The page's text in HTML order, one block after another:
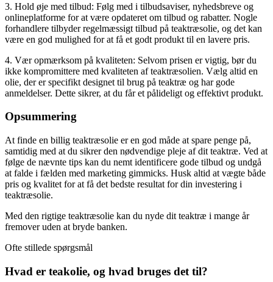
3. Hold øje med tilbud: Følg med i tilbudsaviser, nyhedsbreve og
onlineplatforme for at være opdateret om tilbud og rabatter. Nogle
forhandlere tilbyder regelmæssigt tilbud på teaktræsolie, og det kan
være en god mulighed for at få et godt produkt til en lavere pris.
4. Vær opmærksom på kvaliteten: Selvom prisen er vigtig, bør du
ikke kompromittere med kvaliteten af teaktræsolien. Vælg altid en
olie, der er specifikt designet til brug på teaktræ og har gode
anmeldelser. Dette sikrer, at du får et pålideligt og effektivt produkt.
Opsummering
At finde en billig teaktræsolie er en god måde at spare penge på,
samtidig med at du sikrer den nødvendige pleje af dit teaktræ. Ved at
følge de nævnte tips kan du nemt identificere gode tilbud og undgå
at falde i fælden med marketing gimmicks. Husk altid at vægte både
pris og kvalitet for at få det bedste resultat for din investering i
teaktræsolie.
Med den rigtige teaktræsolie kan du nyde dit teaktræ i mange år
fremover uden at bryde banken.
Ofte stillede spørgsmål
Hvad er teakolie, og hvad bruges det til?